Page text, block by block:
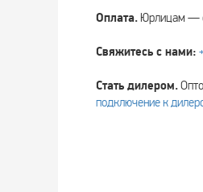
Оплата. Юрлицам —
Свяжитесь с нами:
Стать дилером.
подключение к